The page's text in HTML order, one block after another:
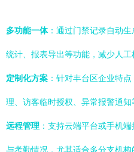
多功能一体：通过门禁记录自动
统计、报表导出等功能，减少人工
定制化方案 ：针对丰台区企业特
理、访客临时授权、异常报警通知
远程管理 ：支持云端平台或手机
与考勤情况，尤其适合多分支机构